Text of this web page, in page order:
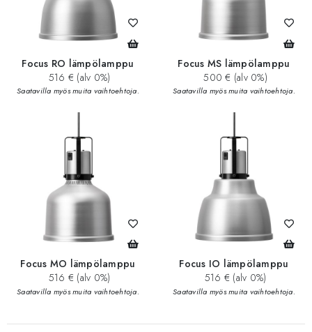
Focus RO lämpölamppu
516 € (alv 0%)
Saatavilla myös muita vaihtoehtoja.
Focus MS lämpölamppu
500 € (alv 0%)
Saatavilla myös muita vaihtoehtoja.
Focus MO lämpölamppu
516 € (alv 0%)
Saatavilla myös muita vaihtoehtoja.
Focus IO lämpölamppu
516 € (alv 0%)
Saatavilla myös muita vaihtoehtoja.